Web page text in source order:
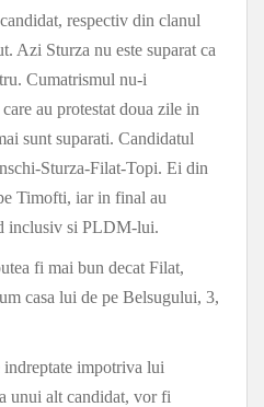
respectiv din clanul
Azi Sturza nu este suparat ca
Cumatrismul nu-i
au protestat doua zile in
sunt suparati. Candidatul
Sturza-Filat-Topi. Ei din
Timofti, iar in final au
inclusiv si PLDM-lui.
fi mai bun decat Filat,
casa lui de pe Belsugului, 3,
impotriva lui
unui alt candidat, vor fi